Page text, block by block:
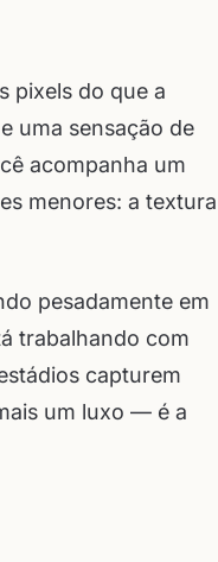
pixels do que a
uma sensação de
acompanha um
menores: a textura
pesadamente em
trabalhando com
capturem
um luxo — é a